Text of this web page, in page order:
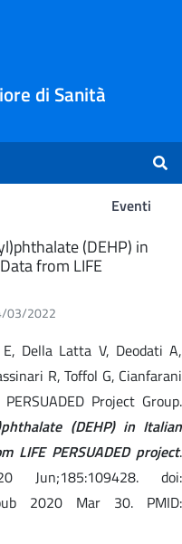
di Sanità
Eventi
(DEHP) in
from LIFE
03/2022
Della Latta V, Deodati A,
R, Toffol G, Cianfarani
Project Group.
(DEHP) in Italian
LIFE PERSUADED project.
doi:
2020 Mar 30. PMID: